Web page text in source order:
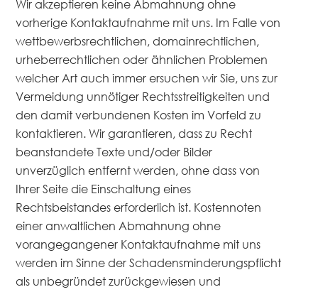
HOME
LÖSUNGEN
TEAM
KONTAKT
Wir akzeptieren keine Abmahnung ohne
vorherige Kontaktaufnahme mit uns. Im Falle von
wettbewerbsrechtlichen, domainrechtlichen,
urheberrechtlichen oder ähnlichen Problemen
welcher Art auch immer ersuchen wir Sie, uns zur
Vermeidung unnötiger Rechtsstreitigkeiten und
den damit verbundenen Kosten im Vorfeld zu
kontaktieren. Wir garantieren, dass zu Recht
beanstandete Texte und/oder Bilder
unverzüglich entfernt werden, ohne dass von
Ihrer Seite die Einschaltung eines
Rechtsbeistandes erforderlich ist. Kostennoten
einer anwaltlichen Abmahnung ohne
vorangegangener Kontaktaufnahme mit uns
werden im Sinne der Schadensminderungspflicht
als unbegründet zurückgewiesen und